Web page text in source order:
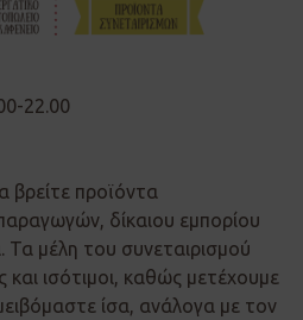
22.00
βρείτε προϊόντα
δίκαιου εμπορίου
Τα μέλη του συνεταιρισμού
και ισότιμοι, καθώς μετέχουμε
ίσα, ανάλογα με τον